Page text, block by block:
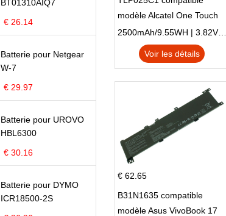
BT01310AIQ7
€ 26.14
Batterie pour Netgear
W-7
€ 29.97
Batterie pour UROVO
HBL6300
€ 30.16
Batterie pour DYMO
ICR18500-2S
modèle Alcatel One Touch
Pop 4 Plus OT-5056D
2500mAh/9.55WH | 3.82V | Li-ion ...
Voir les détails
€ 62.65
B31N1635 compatible
modèle Asus VivoBook 17